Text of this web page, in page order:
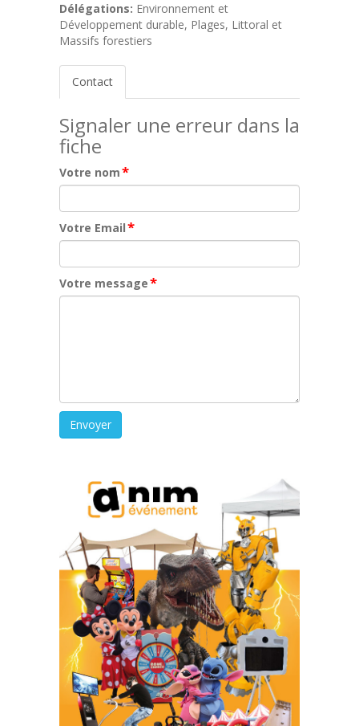
Délégations: Environnement et
Développement durable, Plages, Littoral et
Massifs forestiers
Contact
Signaler une erreur dans la
fiche
Votre nom*
Votre Email*
Votre message*